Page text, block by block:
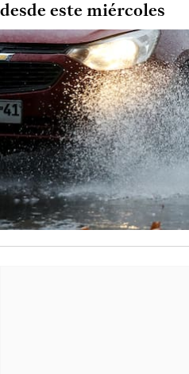
desde este miércoles